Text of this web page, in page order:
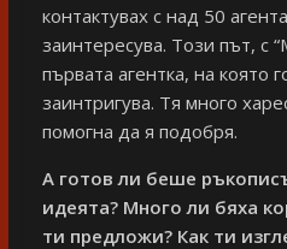
контактувах с над 50
заинтересува. Този път, с
първата агентка, на която
заинтригува. Тя много
помогна да я подобря.
А готов ли беше
идеята? Много ли бяха
ти предложи? Как ти